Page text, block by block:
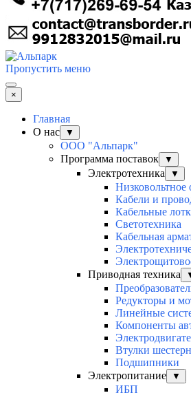
Пропустить меню
×
Главная
О нас
▼
ООО "Альпарк"
Программа поставок
▼
Электротехника ▼
Низковольтное
Кабели и
Кабельные
Светотехника
Кабельная
Приводная техника
Редукторы и
Линейные
Компоненты
Втулки
Подшипники
Электропитание
▼
ИБП